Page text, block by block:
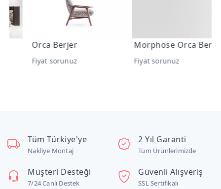
Orca Berjer
Fiyat sorunuz
Morphose Orca Berjer
Fiyat sorunuz
Tüm Türkiye'ye
Nakliye Montaj
2 Yıl Garanti
Tüm Ürünlerimizde
Müşteri Desteği
7/24 Canlı Destek
Güvenli Alışveriş
SSL Sertifikalı